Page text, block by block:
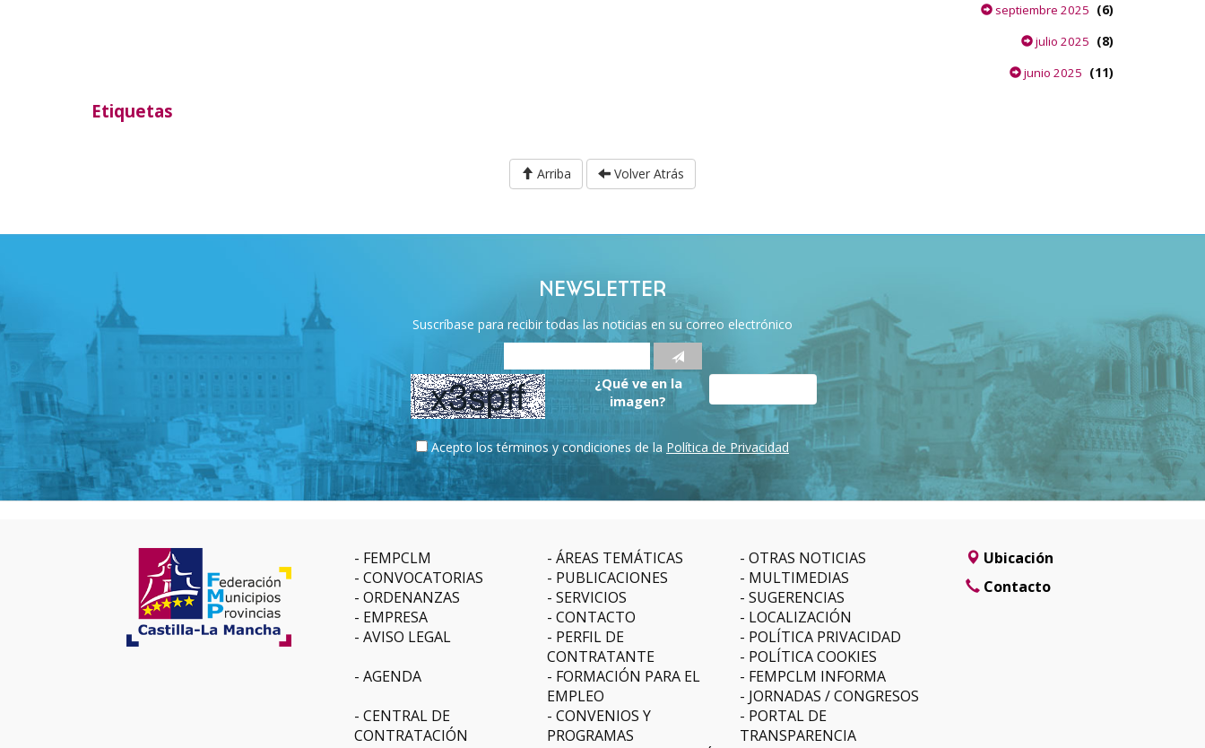
septiembre 2025 (6)
julio 2025 (8)
junio 2025 (11)
Etiquetas
Arriba Volver Atrás
NEWSLETTER
Suscríbase para recibir todas las noticias en su correo electrónico
¿Qué ve en la
imagen?
Acepto los términos y condiciones de la Política de Privacidad
FEMPCLM ÁREAS TEMÁTICAS
OTRAS NOTICIAS
CONVOCATORIAS
PUBLICACIONES
MULTIMEDIAS
ORDENANZAS
SERVICIOS
SUGERENCIAS
EMPRESA
CONTACTO
LOCALIZACIÓN
AVISO LEGAL
PERFIL DE
CONTRATANTE
POLÍTICA PRIVACIDAD
POLÍTICA COOKIES
AGENDA
FORMACIÓN PARA EL
EMPLEO
FEMPCLM INFORMA
JORNADAS / CONGRESOS
CENTRAL DE
CONTRATACIÓN
CONVENIOS Y
PROGRAMAS
PORTAL DE
TRANSPARENCIA
Ubicación
Contacto